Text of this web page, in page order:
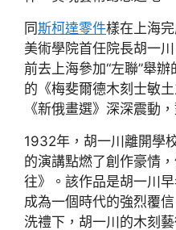
同斯柯達零件樣在上海
美術學院首任院長胡一
前去上海參加“左聯”舉
的《梅斐爾德木刻士敏
《新俄畫選》深深震動
1932年，胡一川離開學
的演講點燃了創作豪情
往》。該作品是胡一川
成為一個時代的強烈覆
洗禮下，胡一川的木刻